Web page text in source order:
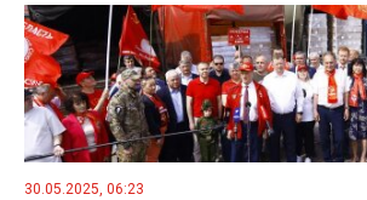
30.05.2025, 06:23